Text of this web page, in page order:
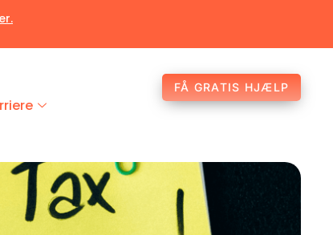
FÅ GRATIS HJÆLP